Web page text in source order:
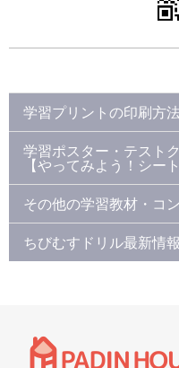
学習プリントの印刷方
学習ポスター・テスト
【やってみよう！シート
その他の学習教材・コ
ちびむすドリル最新情報